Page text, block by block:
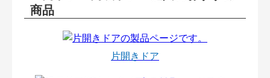
商品
片開きドア